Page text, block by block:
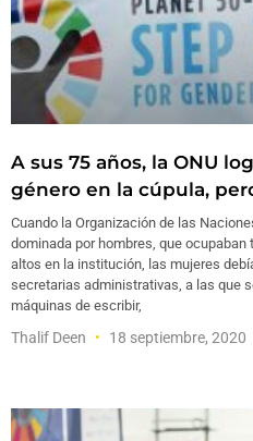
A sus 75 años, la ONU
género en la cúpula,
Cuando la Organización de las
dominada por hombres, que
altos en la institución, las mujeres
secretarias administrativas, a las que
máquinas de escribir,
Thalif Deen 18 septiembre, 2020